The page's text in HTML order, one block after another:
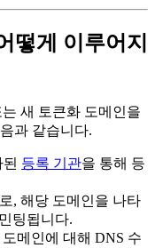
떻게 이루어지
새 토큰화 도메인을
과 같습니다.
등록 기관을 통해 등
, 해당 도메인을 나타
팅됩니다.
메인에 대해 DNS 수